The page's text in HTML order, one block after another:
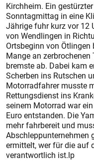
Kirchheim. Ein
Sonntagmittag in eine
Jährige fuhr kurz vor 12
von Wendlingen in
Ortsbeginn von Ötlingen
Mange an
bremste ab. Dabei kam
Scherben ins Rutschen
Motorradfahrer musste
Rettungsdienst ins
seinem Motorrad war
Euro entstanden. Die
mehr fahrbereit und
Abschleppunternehmen
ermittelt, wer für die auf
verantwortlich ist.lp